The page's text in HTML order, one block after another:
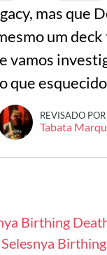
mas que
um
vamos
que
REVISADO POR
Tabata
Birthing